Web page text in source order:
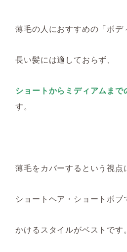
薄毛の人におすすめの「ボデ
長い髪には適しておらず、
ショートからミディアムまで
す。
薄毛をカバーするという視点
ショートヘア・ショートボブ
かけるスタイルがベストです。